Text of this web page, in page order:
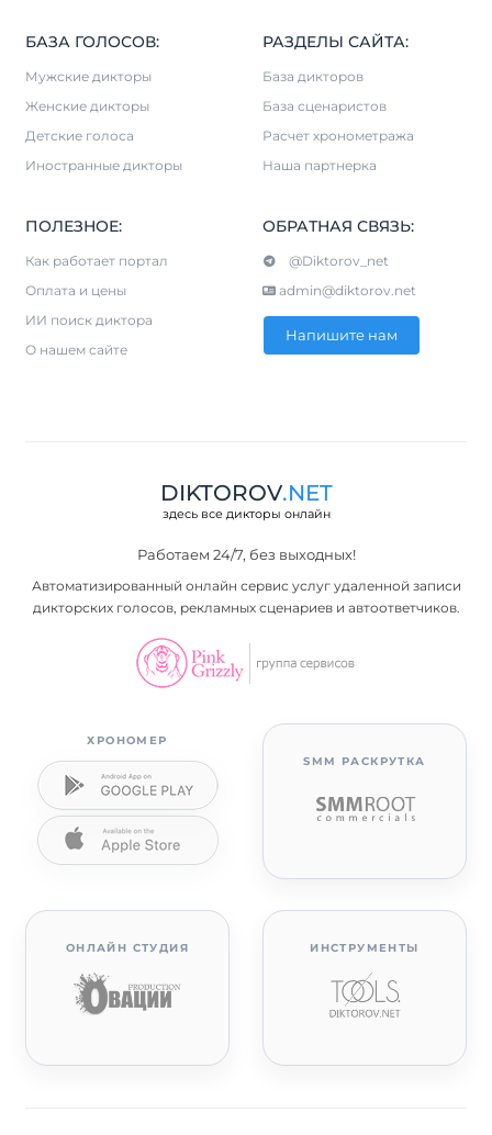
БАЗА ГОЛОСОВ:
Мужские дикторы
Женские дикторы
Детские голоса
Иностранные дикторы
РАЗДЕЛЫ САЙТА:
База дикторов
База сценаристов
Расчет хронометража
Наша партнерка
ПОЛЕЗНОЕ:
Как работает портал
Оплата и цены
ИИ поиск диктора
О нашем сайте
ОБРАТНАЯ СВЯЗЬ:
@Diktorov_net
admin@diktorov.net
Напишите нам
DIKTOROV.NET
здесь все дикторы онлайн
Работаем 24/7, без выходных!
Автоматизированный онлайн сервис услуг удаленной записи
дикторских голосов, рекламных сценариев и автоответчиков.
ХРОНОМЕР
SMM РАСКРУТКА
ОНЛАЙН СТУДИЯ ИНСТРУМЕНТЫ